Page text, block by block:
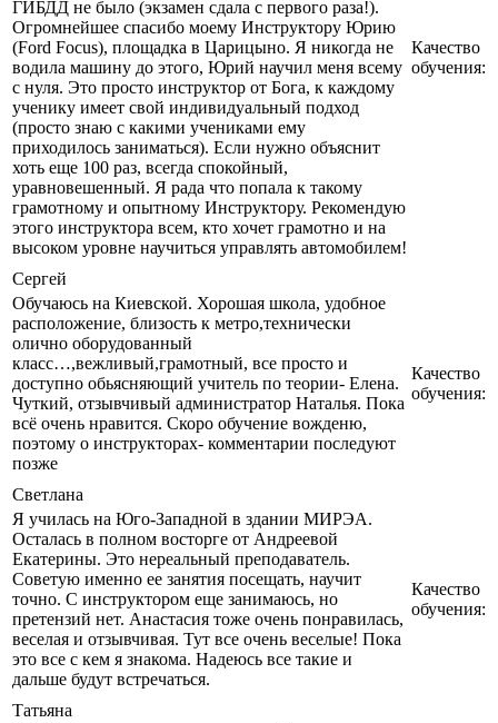
ГИБДД не было (экзамен сдала с первого раза!).
Огромнейшее спасибо моему Инструктору Юрию
(Ford Focus), площадка в Царицыно. Я никогда не
водила машину до этого, Юрий научил меня всему
с нуля. Это просто инструктор от Бога, к каждому
ученику имеет свой индивидуальный подход
(просто знаю с какими учениками ему
приходилось заниматься). Если нужно объяснит
хоть еще 100 раз, всегда спокойный,
уравновешенный. Я рада что попала к такому
грамотному и опытному Инструктору. Рекомендую
этого инструктора всем, кто хочет грамотно и на
высоком уровне научиться управлять автомобилем!
Качество
обучения:
Сергей
Обучаюсь на Киевской. Хорошая школа, удобное
расположение, близость к метро,технически
олично оборудованный
класс…,вежливый,грамотный, все просто и
доступно обьясняющий учитель по теории- Елена.
Чуткий, отзывчивый администратор Наталья. Пока
всё очень нравится. Скоро обучение вожденю,
поэтому о инструкторах- комментарии последуют
позже
Качество
обучения:
Светлана
Я училась на Юго-Западной в здании МИРЭА.
Осталась в полном восторге от Андреевой
Екатерины. Это нереальный преподаватель.
Советую именно ее занятия посещать, научит
точно. С инструктором еще занимаюсь, но
претензий нет. Анастасия тоже очень понравилась,
веселая и отзывчивая. Тут все очень веселые! Пока
это все с кем я знакома. Надеюсь все такие и
дальше будут встречаться.
Качество
обучения:
Татьяна